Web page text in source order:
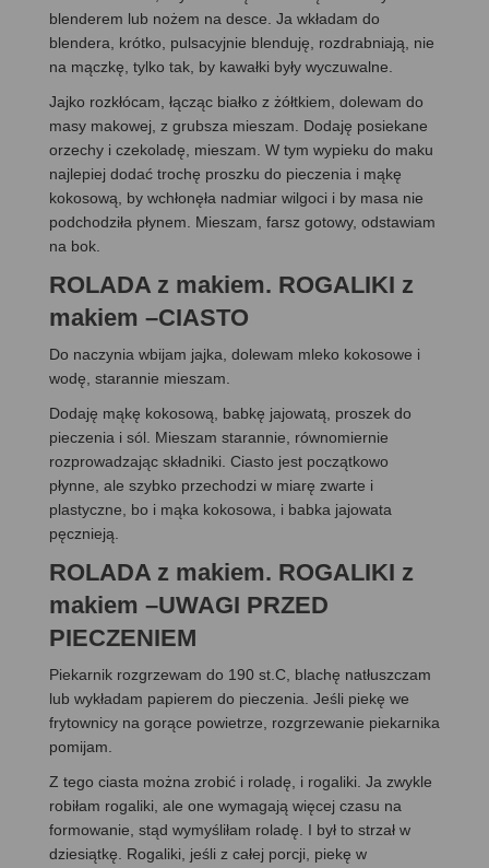
blenderem lub nożem na desce. Ja wkładam do
blendera, krótko, pulsacyjnie blenduję, rozdrabniają, nie
na mączkę, tylko tak, by kawałki były wyczuwalne.
Jajko rozkłócam, łącząc białko z żółtkiem, dolewam do
masy makowej, z grubsza mieszam. Dodaję posiekane
orzechy i czekoladę, mieszam. W tym wypieku do maku
najlepiej dodać trochę proszku do pieczenia i mąkę
kokosową, by wchłonęła nadmiar wilgoci i by masa nie
podchodziła płynem. Mieszam, farsz gotowy, odstawiam
na bok.
ROLADA z makiem. ROGALIKI z
makiem –CIASTO
Do naczynia wbijam jajka, dolewam mleko kokosowe i
wodę, starannie mieszam.
Dodaję mąkę kokosową, babkę jajowatą, proszek do
pieczenia i sól. Mieszam starannie, równomiernie
rozprowadzając składniki. Ciasto jest początkowo
płynne, ale szybko przechodzi w miarę zwarte i
plastyczne, bo i mąka kokosowa, i babka jajowata
pęcznieją.
ROLADA z makiem. ROGALIKI z
makiem –UWAGI PRZED
PIECZENIEM
Piekarnik rozgrzewam do 190 st.C, blachę natłuszczam
lub wykładam papierem do pieczenia. Jeśli piekę we
frytownicy na gorące powietrze, rozgrzewanie piekarnika
pomijam.
Z tego ciasta można zrobić i roladę, i rogaliki. Ja zwykle
robiłam rogaliki, ale one wymagają więcej czasu na
formowanie, stąd wymyśliłam roladę. I był to strzał w
dziesiątkę. Rogaliki, jeśli z całej porcji, piekę w